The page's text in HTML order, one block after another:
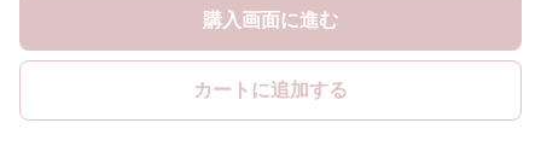
購入画面に進む
カートに追加する